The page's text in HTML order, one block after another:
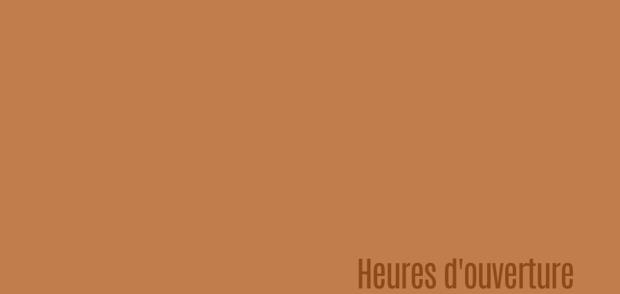
Heures d'ouverture